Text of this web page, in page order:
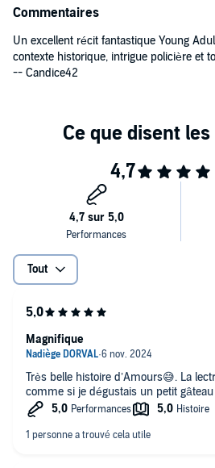
Commentaires
Un excellent récit fantastique Young
contexte historique, intrigue policière et
-- Candice42
Tout
Très belle histoire d’Amours😅. La
comme si je dégustais un petit
Magnifique